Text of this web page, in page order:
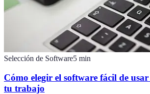
Selección de Software5 min
Cómo elegir el software fácil de
tu trabajo